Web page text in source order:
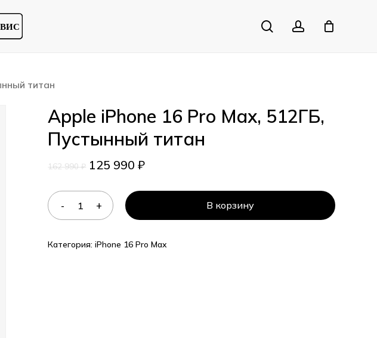
searchaccount
титан
Apple iPhone 16 Pro Max, 512ГБ,
Пустынный титан
162 990₽ 125 990₽
В корзину
Категория:iPhone 16 Pro Max